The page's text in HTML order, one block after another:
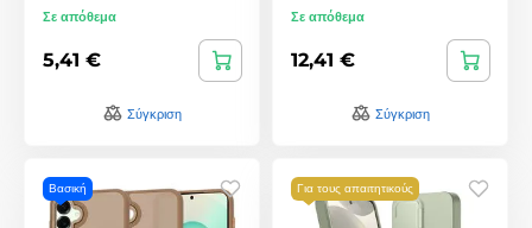
Σε απόθεμα
5,41 €
Σύγκριση
Σε απόθεμα
12,41 €
Σύγκριση
Βασική Για τους απαιτητικούς